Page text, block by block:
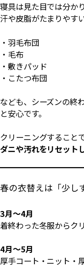
寝具は見た目では分か
汗や皮脂がたまりやす
・羽毛布団
・毛布
・敷きパッド
・こたつ布団
なども、シーズンの終
と安心です。
クリーニングすることで
ダニや汚れをリセット
春の衣替えは「少し
3月〜4月
着終わった冬服からク
4月〜5月
厚手コート・ニット・